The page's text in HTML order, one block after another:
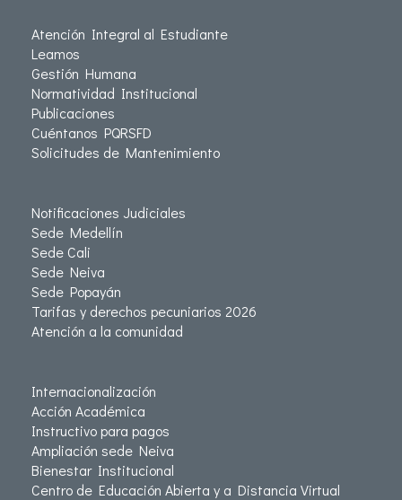
Atención Integral al Estudiante
Leamos
Gestión Humana
Normatividad Institucional
Publicaciones
Cuéntanos PQRSFD
Solicitudes de Mantenimiento
Notificaciones Judiciales
Sede Medellín
Sede Cali
Sede Neiva
Sede Popayán
Tarifas y derechos pecuniarios 2026
Atención a la comunidad
Internacionalización
Acción Académica
Instructivo para pagos
Ampliación sede Neiva
Bienestar Institucional
Centro de Educación Abierta y a Distancia Virtual